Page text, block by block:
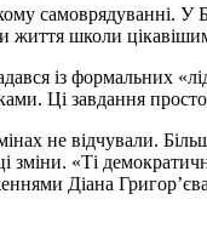
самоврядуванні.
життя школи
із формальних
Ці завдання
не відчували.
зміни. «Ті
Діана